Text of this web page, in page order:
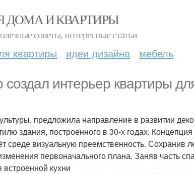
ДОМА И КВАРТИРЫ
советы, интересные статьи
квартиры идеи дизайна мебель
создал интерьер квартиры
предложила направление в развитии
здания, построенного в 30-х годах.
среде визуальную преемственность. Сохранив
первоначального плана. Заняв часть
кухни